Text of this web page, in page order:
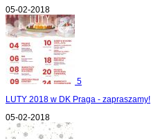
05-02-2018
5
LUTY 2018 w DK Praga - zapraszamy!
05-02-2018